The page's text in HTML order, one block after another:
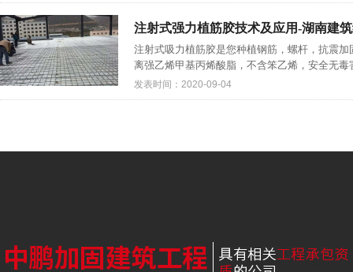
注射式强力植筋胶技术及应用-湖南建
注射式吸力植筋胶是您种植钢筋，螺杆，抗震
离强乙烯甲基丙烯酸脂，不含笨乙烯，安全无
发表时间：2020-09-04